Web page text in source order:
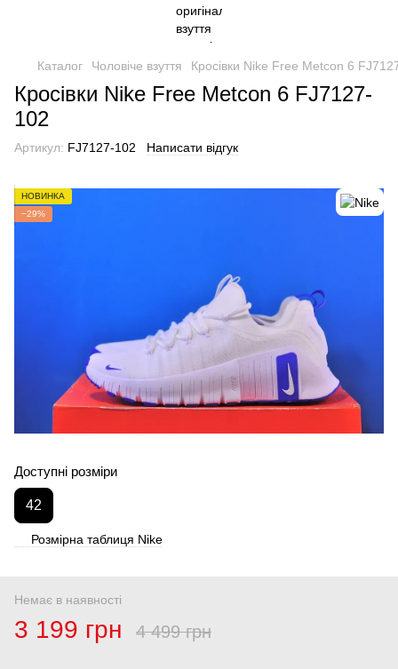
Каталог Чоловіче взуття Кросівки Nike Free Metcon 6
Кросівки Nike Free Metcon 6 FJ7127-
102
Артикул: FJ7127-102 Написати відгук
НОВИНКА
−29%
Доступні розміри
42
Розмірна таблиця Nike
Немає в наявності
3 199 грн 4 499 грн